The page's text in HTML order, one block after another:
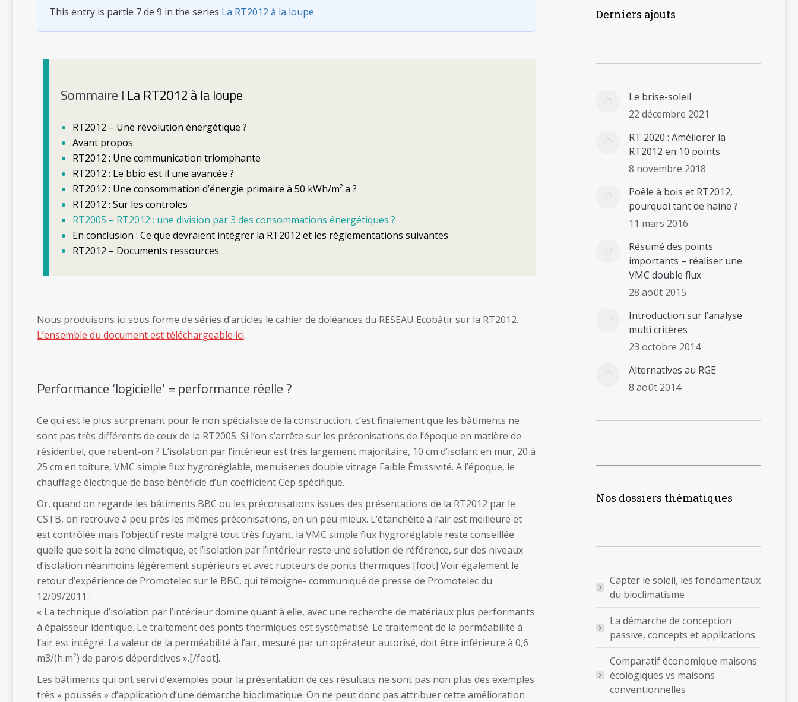
La RT2012 divise par 3 des consommations ?
Des bâtiments vraiment à 50 kWh/m².a ?
This entry is partie 7 de 9 in the series La RT2012 à la loupe
Sommaire l La RT2012 à la loupe
RT2012 – Une révolution énergétique ?
Avant propos
RT2012 : Une communication triomphante
RT2012 : Le bbio est il une avancée ?
RT2012 : Une consommation d’énergie primaire à 50 kWh/m².a ?
RT2012 : Sur les controles
RT2005 – RT2012 : une division par 3 des consommations énergétiques ?
En conclusion : Ce que devraient intégrer la RT2012 et les réglementations suivantes
RT2012 – Documents ressources
Nous produisons ici sous forme de séries d’articles le cahier de doléances du RESEAU Ecobâtir sur la RT2012.
L’ensemble du document est téléchargeable ici.
Performance ‘logicielle’ = performance réelle ?
Ce qui est le plus surprenant pour le non spécialiste de la construction, c’est finalement que les bâtiments ne
sont pas très différents de ceux de la RT2005. Si l’on s’arrête sur les préconisations de l’époque en matière de
résidentiel, que retient-on ? L’isolation par l’intérieur est très largement majoritaire, 10 cm d’isolant en mur, 20 à
25 cm en toiture, VMC simple flux hygroréglable, menuiseries double vitrage Faible Émissivité. A l’époque, le
chauffage électrique de base bénéficie d’un coefficient Cep spécifique.
Or, quand on regarde les bâtiments BBC ou les préconisations issues des présentations de la RT2012 par le
CSTB, on retrouve à peu près les mêmes préconisations, en un peu mieux. L’étanchéité à l’air est meilleure et
est contrôlée mais l’objectif reste malgré tout très fuyant, la VMC simple flux hygroréglable reste conseillée
quelle que soit la zone climatique, et l’isolation par l’intérieur reste une solution de référence, sur des niveaux
d’isolation néanmoins légèrement supérieurs et avec rupteurs de ponts thermiques [foot] Voir également le
retour d’expérience de Promotelec sur le BBC, qui témoigne- communiqué de presse de Promotelec du
12/09/2011 :
« La technique d’isolation par l’intérieur domine quant à elle, avec une recherche de matériaux plus performants
à épaisseur identique. Le traitement des ponts thermiques est systématisé. Le traitement de la perméabilité à
l’air est intégré. La valeur de la perméabilité à l’air, mesuré par un opérateur autorisé, doit être inférieure à 0,6
m3/(h.m²) de parois déperditives ».[/foot].
Les bâtiments qui ont servi d’exemples pour la présentation de ces résultats ne sont pas non plus des exemples
très « poussés » d’application d’une démarche bioclimatique. On ne peut donc pas attribuer cette amélioration
Derniers ajouts
Le brise-soleil
22 décembre 2021
RT 2020 : Améliorer la
RT2012 en 10 points
8 novembre 2018
Poêle à bois et RT2012,
pourquoi tant de haine ?
11 mars 2016
Résumé des points
importants – réaliser une
VMC double flux
28 août 2015
Introduction sur l’analyse
multi critères
23 octobre 2014
Alternatives au RGE
8 août 2014
Nos dossiers thématiques
Capter le soleil, les fondamentaux
du bioclimatisme
La démarche de conception
passive, concepts et applications
Comparatif économique maisons
écologiques vs maisons
conventionnelles